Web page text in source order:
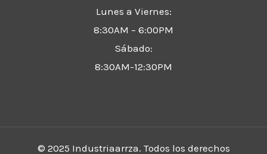
Lunes a Viernes:
8:30AM – 6:00PM
Sábado:
8:30AM-12:30PM
© 2025 Industriaarrza. Todos los derechos